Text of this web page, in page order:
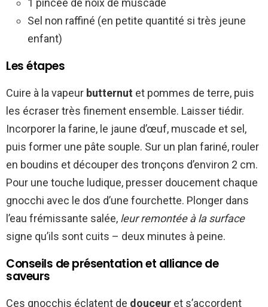
1 pincée de noix de muscade
Sel non raffiné (en petite quantité si très jeune
enfant)
Les étapes
Cuire à la vapeur butternut et pommes de terre, puis
les écraser très finement ensemble. Laisser tiédir.
Incorporer la farine, le jaune d’œuf, muscade et sel,
puis former une pâte souple. Sur un plan fariné, rouler
en boudins et découper des tronçons d’environ 2 cm.
Pour une touche ludique, presser doucement chaque
gnocchi avec le dos d’une fourchette. Plonger dans
l’eau frémissante salée, leur remontée à la surface
signe qu’ils sont cuits – deux minutes à peine.
Conseils de présentation et alliance de
saveurs
Ces gnocchis éclatent de douceur et s’accordent